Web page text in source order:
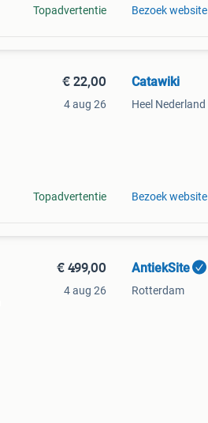
Topadvertentie Bezoek website
€ 22,00
4 aug 26
Topadvertentie
Catawiki
Heel Nederland
Bezoek website
€ 499,00
4 aug 26
AntiekSite
Rotterdam